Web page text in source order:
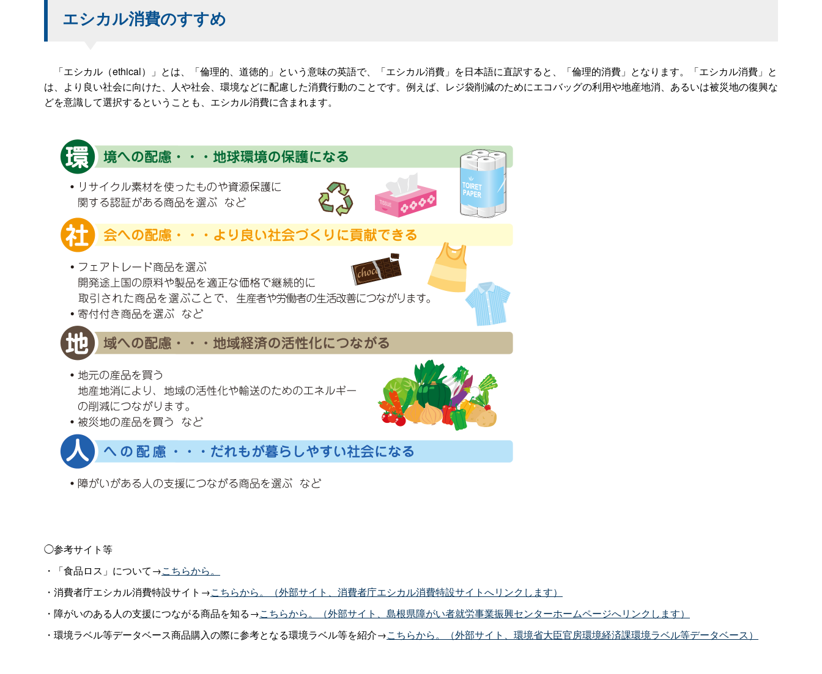
エシカル消費のすすめ
「エシカル（ethical）」とは、「倫理的、道徳的」という意味の英語で、「エシカル消費」を日本語に直訳すると、「倫理的消費」となります。「エシカル消費」と
は、より良い社会に向けた、人や社会、環境などに配慮した消費行動のことです。例えば、レジ袋削減のためにエコバッグの利用や地産地消、あるいは被災地の復興な
どを意識して選択するということも、エシカル消費に含まれます。
◯参考サイト等
・「食品ロス」について→こちらから。
・消費者庁エシカル消費特設サイト→こちらから。（外部サイト、消費者庁エシカル消費特設サイトへリンクします）
・障がいのある人の支援につながる商品を知る→こちらから。（外部サイト、島根県障がい者就労事業振興センターホームページへリンクします）
・環境ラベル等データベース商品購入の際に参考となる環境ラベル等を紹介→こちらから。（外部サイト、環境省大臣官房環境経済課環境ラベル等データベース）